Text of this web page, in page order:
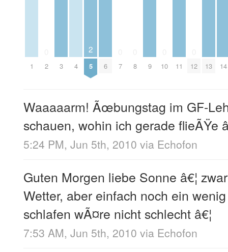
1 2 3 4
2
5 6 7 8 9 10 11 12 13 14
Waaaaarm! Ãœbungstag im GF-
schauen, wohin ich gerade flieÃŸe
5:24 PM, Jun 5th, 2010 via Echofon
Guten Morgen liebe Sonne â€¦
Wetter, aber einfach noch ein
schlafen wÃ¤re nicht schlecht â€¦
7:53 AM, Jun 5th, 2010 via Echofon